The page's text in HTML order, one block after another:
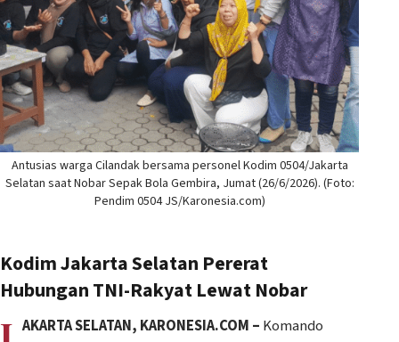
Antusias warga Cilandak bersama personel Kodim 0504/Jakarta
Selatan saat Nobar Sepak Bola Gembira, Jumat (26/6/2026). (Foto:
Pendim 0504 JS/Karonesia.com)
Kodim Jakarta Selatan Pererat
Hubungan TNI-Rakyat Lewat Nobar
AKARTA SELATAN, KARONESIA.COM – Komando